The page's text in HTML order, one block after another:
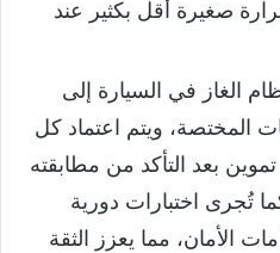
صغيرة أقل بكثير عند
الغاز في السيارة إلى
المختصة، ويتم اعتماد كل
بعد التأكد من مطابقته
تُجرى اختبارات دورية
الأمان، مما يعزز الثقة